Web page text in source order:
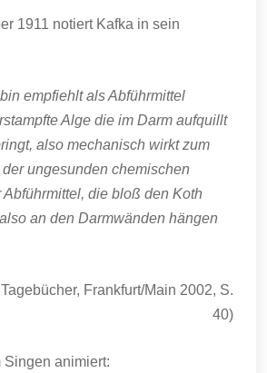
1911 notiert Kafka in sein
empfiehlt als Abführmittel
Alge die im Darm aufquillt
also mechanisch wirkt zum
ungesunden chemischen
Abführmittel, die bloß den Koth
an den Darmwänden hängen
Frankfurt/Main 2002, S.
40)
Singen animiert: